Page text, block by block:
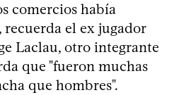
comercios había
recuerda el ex jugador
Laclau, otro integrante
que "fueron muchas
que hombres".